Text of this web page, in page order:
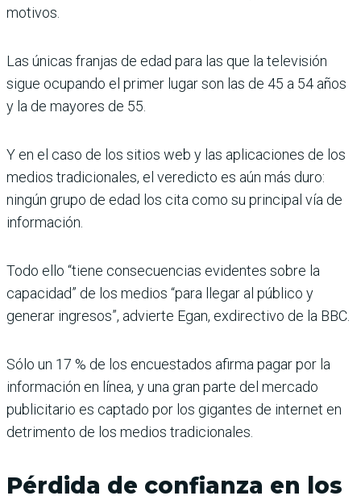
motivos.
Las únicas franjas de edad para las que la televisión
sigue ocupando el primer lugar son las de 45 a 54 años
y la de mayores de 55.
Y en el caso de los sitios web y las aplicaciones de los
medios tradicionales, el veredicto es aún más duro:
ningún grupo de edad los cita como su principal vía de
información.
Todo ello “tiene consecuencias evidentes sobre la
capacidad” de los medios “para llegar al público y
generar ingresos”, advierte Egan, exdirectivo de la BBC.
Sólo un 17 % de los encuestados afirma pagar por la
información en línea, y una gran parte del mercado
publicitario es captado por los gigantes de internet en
detrimento de los medios tradicionales.
Pérdida de confianza en los